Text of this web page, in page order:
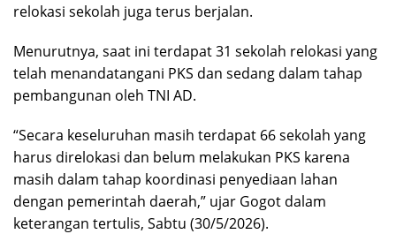
relokasi sekolah juga terus berjalan.
Menurutnya, saat ini terdapat 31 sekolah relokasi yang
telah menandatangani PKS dan sedang dalam tahap
pembangunan oleh TNI AD.
“Secara keseluruhan masih terdapat 66 sekolah yang
harus direlokasi dan belum melakukan PKS karena
masih dalam tahap koordinasi penyediaan lahan
dengan pemerintah daerah,” ujar Gogot dalam
keterangan tertulis, Sabtu (30/5/2026).